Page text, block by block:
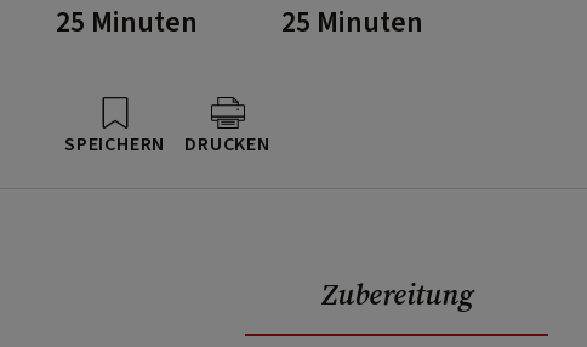
25 Minuten 25 Minuten
SPEICHERN DRUCKEN
Zubereitung